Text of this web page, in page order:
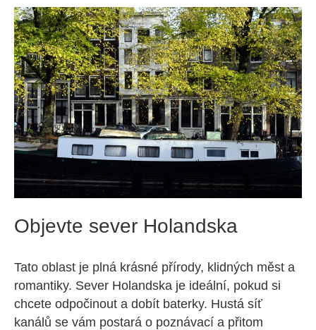
Objevte sever Holandska
Tato oblast je plná krásné přírody, klidných měst a
romantiky. Sever Holandska je ideální, pokud si
chcete odpočinout a dobít baterky. Hustá síť
kanálů se vám postará o poznávací a přitom